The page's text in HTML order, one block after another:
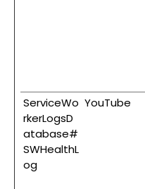
ServiceWo
rkerLogsD
atabase#
SWHealthL
og
YouTube